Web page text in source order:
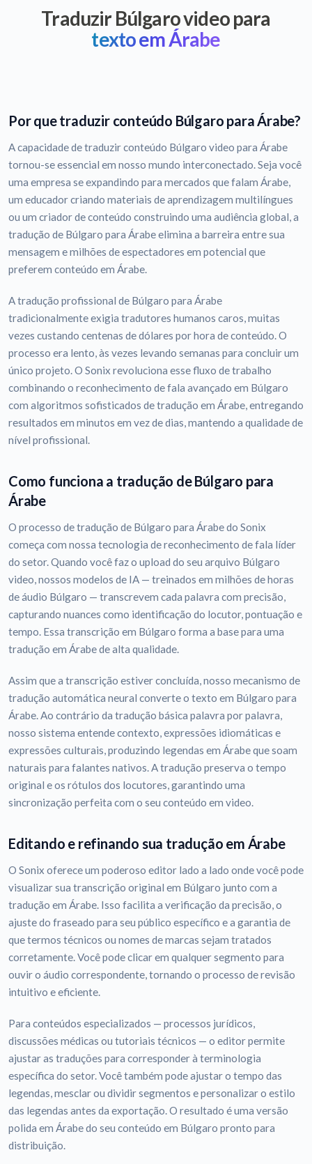
Traduzir Búlgaro video para
texto em Árabe
Por que traduzir conteúdo Búlgaro para Árabe?
A capacidade de traduzir conteúdo Búlgaro video para Árabe
tornou-se essencial em nosso mundo interconectado. Seja você
uma empresa se expandindo para mercados que falam Árabe,
um educador criando materiais de aprendizagem multilíngues
ou um criador de conteúdo construindo uma audiência global, a
tradução de Búlgaro para Árabe elimina a barreira entre sua
mensagem e milhões de espectadores em potencial que
preferem conteúdo em Árabe.
A tradução profissional de Búlgaro para Árabe
tradicionalmente exigia tradutores humanos caros, muitas
vezes custando centenas de dólares por hora de conteúdo. O
processo era lento, às vezes levando semanas para concluir um
único projeto. O Sonix revoluciona esse fluxo de trabalho
combinando o reconhecimento de fala avançado em Búlgaro
com algoritmos sofisticados de tradução em Árabe, entregando
resultados em minutos em vez de dias, mantendo a qualidade de
nível profissional.
Como funciona a tradução de Búlgaro para
Árabe
O processo de tradução de Búlgaro para Árabe do Sonix
começa com nossa tecnologia de reconhecimento de fala líder
do setor. Quando você faz o upload do seu arquivo Búlgaro
video, nossos modelos de IA — treinados em milhões de horas
de áudio Búlgaro — transcrevem cada palavra com precisão,
capturando nuances como identificação do locutor, pontuação e
tempo. Essa transcrição em Búlgaro forma a base para uma
tradução em Árabe de alta qualidade.
Assim que a transcrição estiver concluída, nosso mecanismo de
tradução automática neural converte o texto em Búlgaro para
Árabe. Ao contrário da tradução básica palavra por palavra,
nosso sistema entende contexto, expressões idiomáticas e
expressões culturais, produzindo legendas em Árabe que soam
naturais para falantes nativos. A tradução preserva o tempo
original e os rótulos dos locutores, garantindo uma
sincronização perfeita com o seu conteúdo em video.
Editando e refinando sua tradução em Árabe
O Sonix oferece um poderoso editor lado a lado onde você pode
visualizar sua transcrição original em Búlgaro junto com a
tradução em Árabe. Isso facilita a verificação da precisão, o
ajuste do fraseado para seu público específico e a garantia de
que termos técnicos ou nomes de marcas sejam tratados
corretamente. Você pode clicar em qualquer segmento para
ouvir o áudio correspondente, tornando o processo de revisão
intuitivo e eficiente.
Para conteúdos especializados — processos jurídicos,
discussões médicas ou tutoriais técnicos — o editor permite
ajustar as traduções para corresponder à terminologia
específica do setor. Você também pode ajustar o tempo das
legendas, mesclar ou dividir segmentos e personalizar o estilo
das legendas antes da exportação. O resultado é uma versão
polida em Árabe do seu conteúdo em Búlgaro pronto para
distribuição.